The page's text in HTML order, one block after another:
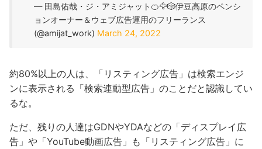
— 田島佑哉・ジ・アミジャット🍊🦅🎲伊豆高原のペンシ
ョンオーナー＆ウェブ広告運用のフリーランス
(@amijat_work) March 24, 2022
約80%以上の人は、「リスティング広告」は検索エンジ
ンに表示される「検索連動型広告」のことだと認識してい
るな。
ただ、残りの人達はGDNやYDAなどの「ディスプレイ広
告」や「YouTube動画広告」も「リスティング広告」に